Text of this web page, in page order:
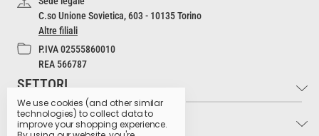
C.so Unione Sovietica, 603 - 10135 Torino
Altre filiali
P.IVA 02555860010
REA 566787
SETTORI
Industria e Artigianato
INFO
We use cookies (and other similar
technologies) to collect data to
improve your shopping experience.